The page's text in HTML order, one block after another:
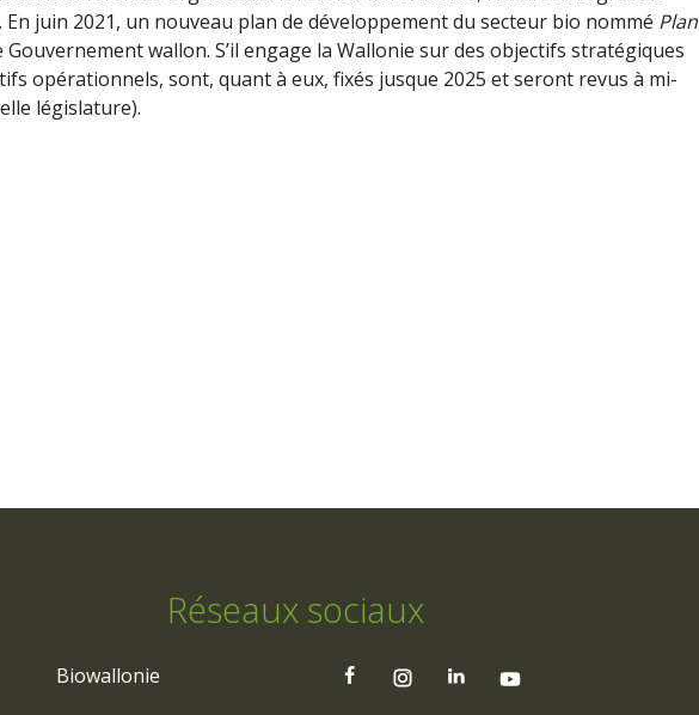
En juin 2021, un nouveau plan de développement du secteur bio nommé Plan
wallon. S’il engage la Wallonie sur des objectifs stratégiques
opérationnels, sont, quant à eux, fixés jusque 2025 et seront revus à mi-
législature).
Réseaux sociaux
Biowallonie